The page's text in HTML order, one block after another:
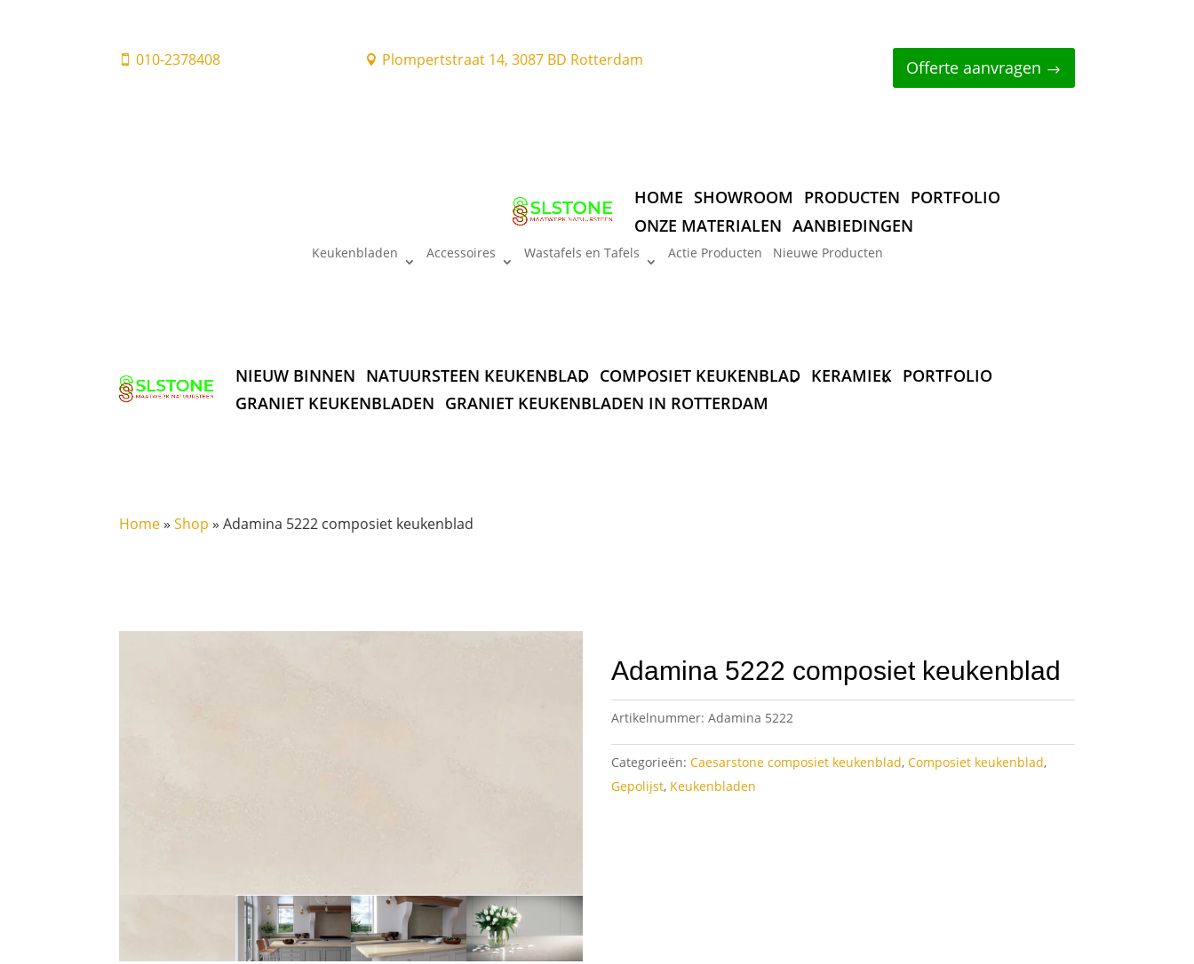
 010-2378408  Plompertstraat 14, 3087 BD Rotterdam Offerte aanvragen
HOME SHOWROOM PRODUCTEN PORTFOLIO
ONZE MATERIALEN AANBIEDINGEN
Keukenbladen Accessoires Wastafels en Tafels Actie Producten Nieuwe Producten
NIEUW BINNEN NATUURSTEEN KEUKENBLAD COMPOSIET KEUKENBLAD KERAMIEK PORTFOLIO
GRANIET KEUKENBLADEN GRANIET KEUKENBLADEN IN ROTTERDAM
Home»Shop »Adamina 5222 composiet keukenblad
Adamina 5222 composiet keukenblad
Artikelnummer: Adamina 5222
Categorieën: Caesarstone composiet keukenblad,Composiet keukenblad,
Gepolijst, Keukenbladen